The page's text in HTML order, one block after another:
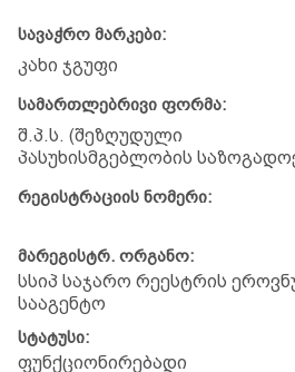
სავაჭრო მარკები:
კახი ჯგუფი
სამართლებრივი ფორმა:
შ.პ.ს. (შეზღუდული
პასუხისმგებლობის
რეგისტრაციის ნომერი:
მარეგისტრ. ორგანო:
სსიპ საჯარო რეესტრის
სააგენტო
სტატუსი:
ფუნქციონირებადი